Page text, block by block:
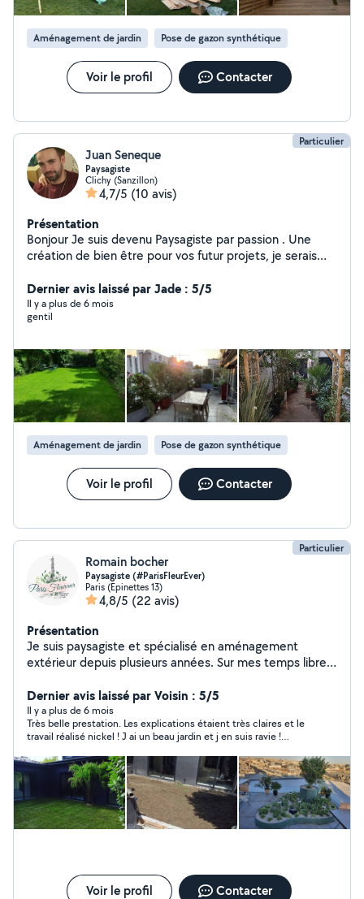
Aménagement de jardin Pose de gazon synthétique
Voir le profil Contacter
Particulier
Juan Seneque
Paysagiste
Clichy (Sanzillon)
4,7/5 (10 avis)
Présentation
Bonjour Je suis devenu Paysagiste par passion . Une
création de bien être pour vos futur projets, je serais
fait également tout type de transport . Merci à tous et
à bientôt Yannick
Dernier avis laissé par Jade : 5/5
Il y a plus de 6 mois
gentil
Aménagement de jardin Pose de gazon synthétique
Voir le profil Contacter
Particulier
Romain bocher
Paysagiste (#ParisFleurEver)
Paris (Epinettes 13)
4,8/5 (22 avis)
Présentation
Je suis paysagiste et spécialisé en aménagement
extérieur depuis plusieurs années. Sur mes temps libres
transport. Au plaisir de pouvoir vous être utile. Zero 6-
Dernier avis laissé par Voisin : 5/5
Il y a plus de 6 mois
Très belle prestation. Les explications étaient très claires et le
travail réalisé nickel ! J ai un beau jardin et j en suis ravie !
recontacte au printemps pour la suite !
Voir le profil Contacter